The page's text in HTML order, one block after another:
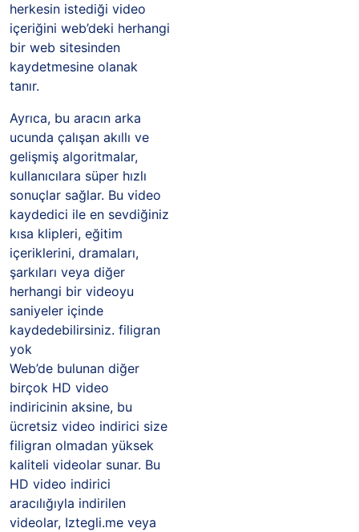
herkesin istediği video
içeriğini web’deki herhangi
bir web sitesinden
kaydetmesine olanak
tanır.
Ayrıca, bu aracın arka
ucunda çalışan akıllı ve
gelişmiş algoritmalar,
kullanıcılara süper hızlı
sonuçlar sağlar. Bu video
kaydedici ile en sevdiğiniz
kısa klipleri, eğitim
içeriklerini, dramaları,
şarkıları veya diğer
herhangi bir videoyu
saniyeler içinde
kaydedebilirsiniz. filigran
yok
Web’de bulunan diğer
birçok HD video
indiricinin aksine, bu
ücretsiz video indirici size
filigran olmadan yüksek
kaliteli videolar sunar. Bu
HD video indirici
aracılığıyla indirilen
videolar, Iztegli.me veya